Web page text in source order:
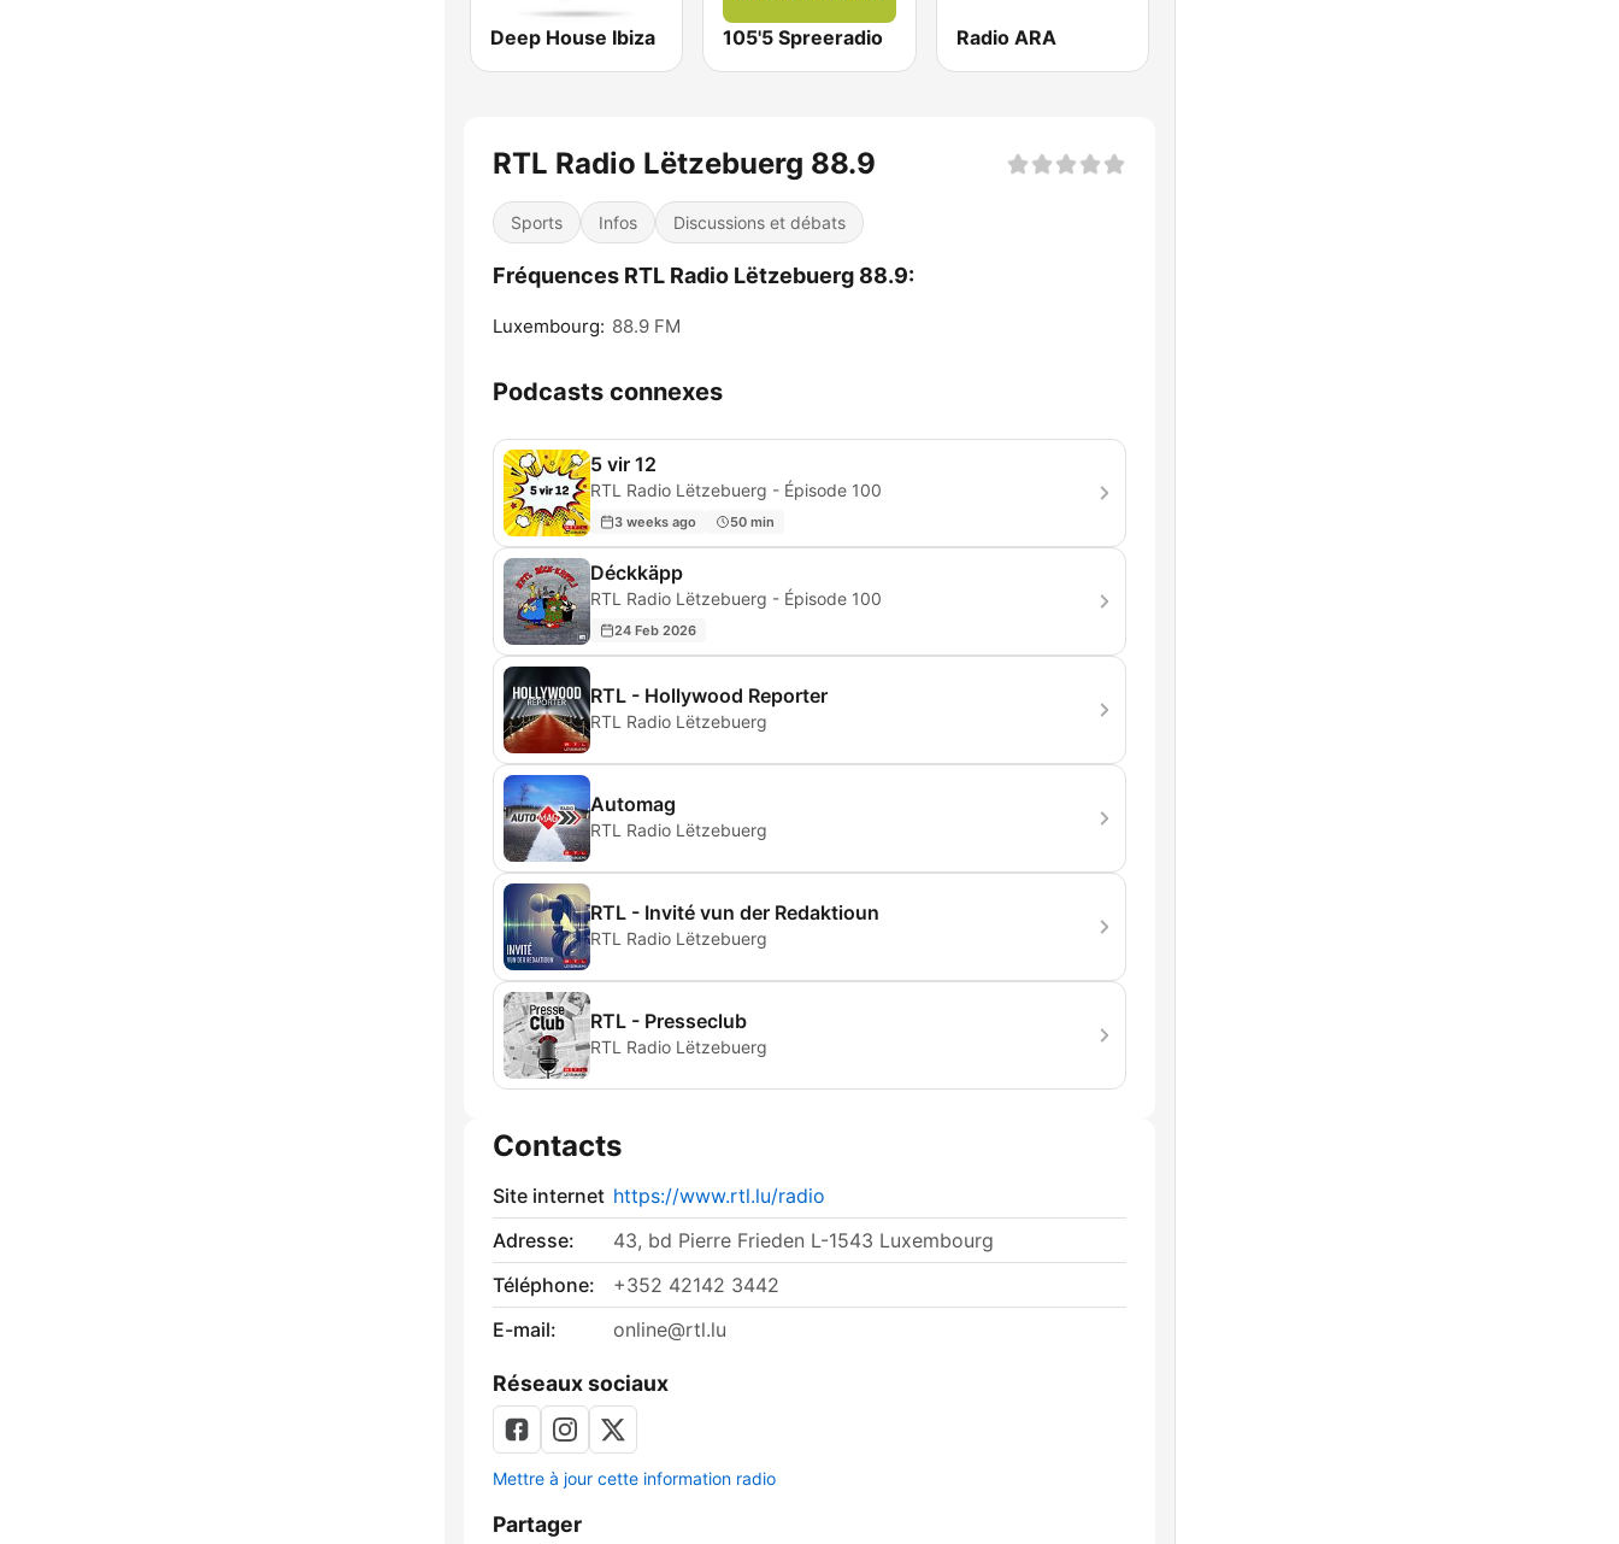
Deep House Ibiza 105'5 Spreeradio Radio ARA
RTL Radio Lëtzebuerg 88.9
Sports Infos Discussions et débats
Fréquences RTL Radio Lëtzebuerg 88.9:
Luxembourg: 88.9 FM
Podcasts connexes
5 vir 12
RTL Radio Lëtzebuerg - Épisode 100
3 weeks ago 50 min
Déckkäpp
RTL Radio Lëtzebuerg - Épisode 100
24 Feb 2026
RTL - Hollywood Reporter
RTL Radio Lëtzebuerg
Automag
RTL Radio Lëtzebuerg
RTL - Invité vun der Redaktioun
RTL Radio Lëtzebuerg
RTL - Presseclub
RTL Radio Lëtzebuerg
Contacts
Site internet https://www.rtl.lu/radio
Adresse:
43, bd Pierre Frieden L-1543 Luxembourg
Téléphone:
+352 42142 3442
E-mail:
online@rtl.lu
Réseaux sociaux
Mettre à jour cette information radio
Partager